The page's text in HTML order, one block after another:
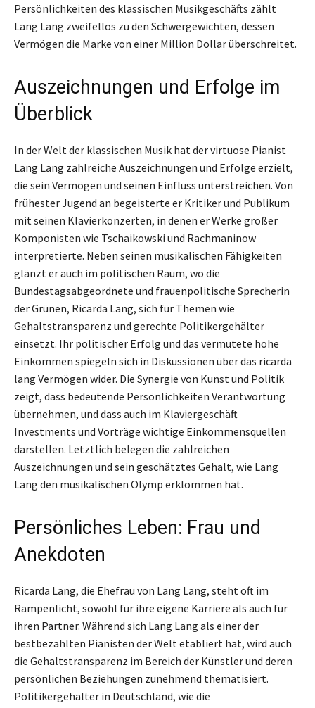
Persönlichkeiten des klassischen Musikgeschäfts zählt
Lang Lang zweifellos zu den Schwergewichten, dessen
Vermögen die Marke von einer Million Dollar überschreitet.
Auszeichnungen und Erfolge im
Überblick
In der Welt der klassischen Musik hat der virtuose Pianist
Lang Lang zahlreiche Auszeichnungen und Erfolge erzielt,
die sein Vermögen und seinen Einfluss unterstreichen. Von
frühester Jugend an begeisterte er Kritiker und Publikum
mit seinen Klavierkonzerten, in denen er Werke großer
Komponisten wie Tschaikowski und Rachmaninow
interpretierte. Neben seinen musikalischen Fähigkeiten
glänzt er auch im politischen Raum, wo die
Bundestagsabgeordnete und frauenpolitische Sprecherin
der Grünen, Ricarda Lang, sich für Themen wie
Gehaltstransparenz und gerechte Politikergehälter
einsetzt. Ihr politischer Erfolg und das vermutete hohe
Einkommen spiegeln sich in Diskussionen über das ricarda
lang Vermögen wider. Die Synergie von Kunst und Politik
zeigt, dass bedeutende Persönlichkeiten Verantwortung
übernehmen, und dass auch im Klaviergeschäft
Investments und Vorträge wichtige Einkommensquellen
darstellen. Letztlich belegen die zahlreichen
Auszeichnungen und sein geschätztes Gehalt, wie Lang
Lang den musikalischen Olymp erklommen hat.
Persönliches Leben: Frau und
Anekdoten
Ricarda Lang, die Ehefrau von Lang Lang, steht oft im
Rampenlicht, sowohl für ihre eigene Karriere als auch für
ihren Partner. Während sich Lang Lang als einer der
bestbezahlten Pianisten der Welt etabliert hat, wird auch
die Gehaltstransparenz im Bereich der Künstler und deren
persönlichen Beziehungen zunehmend thematisiert.
Politikergehälter in Deutschland, wie die